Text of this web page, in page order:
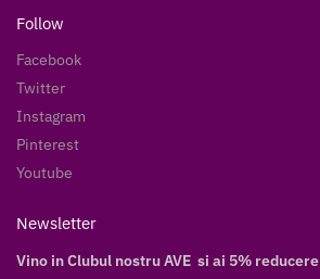
Follow
Facebook
Twitter
Instagram
Pinterest
Youtube
Newsletter
Vino in Clubul nostru AVE si ai 5%